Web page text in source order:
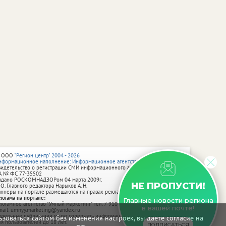
сайтом без изменения настроек, вы даете согласие на
НЕ ПРОПУСТИ!
Главные новости региона
в вашей почте!
"Регион центр" 2004 - 2026
наполнение: Информационное агентство vRossii.ru
о регистрации СМИ информационного агентства vRossii.ru
№ ФС 77‑35502
РОСКОМНАДЗОРом 04 марта 2009г.
Главного редактора Нарыков А. Н.
на портале размещаются на правах рекламы.
на портале:
агентство "Умный маркетинг" тел. 7-910-267-70-40,
umnyy.marketing@yandex.ru
публикации могут содержать информацию, не предназначенную
пользователей до 18 лет.